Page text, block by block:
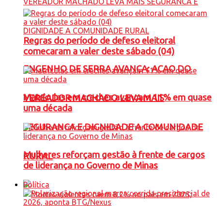
ENGENHO DE SERRA AVANÇA: ACAO DO
VEREADOR MACHADO LEVA MAIS
SEGURANCA E DIGNIDADE A COMUNIDADE
RURAL
Regras do período de defeso eleitoral
comecaram a valer deste sábado (04)
Matrículas em creches avançam 11% em quase
uma década
Mulheres reforçam gestão à frente de cargos
de liderança no Governo de Minas
Política